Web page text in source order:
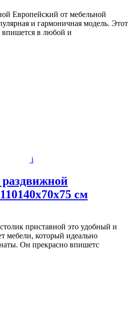
Европейский от мебельной
и гармоничная модель. Этот
впишется в любой и
i
см
приставной это удобный и
мебели, который идеально
Он прекрасно впишетс